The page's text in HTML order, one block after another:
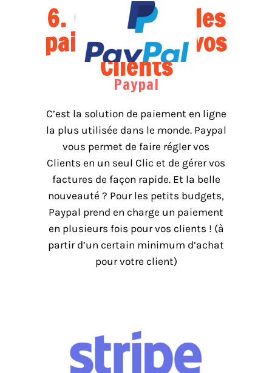
6. Configurez les
paiements de vos
Clients
Paypal
C’est la solution de paiement en ligne
la plus utilisée dans le monde. Paypal
vous permet de faire régler vos
Clients en un seul Clic et de gérer vos
factures de façon rapide. Et la belle
nouveauté ? Pour les petits budgets,
Paypal prend en charge un paiement
en plusieurs fois pour vos clients ! (à
partir d’un certain minimum d’achat
pour votre client)